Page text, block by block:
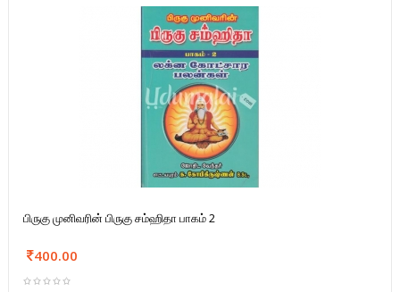
பிருகு முனிவரின் பிருகு சம்ஹிதா பாகம் 2
400.00